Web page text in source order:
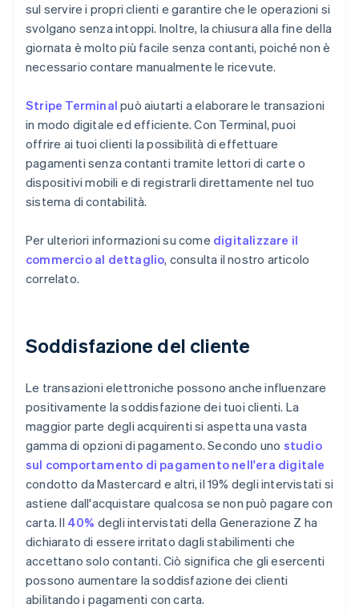
sul servire i propri clienti e garantire che le operazioni si
svolgano senza intoppi. Inoltre, la chiusura alla fine della
giornata è molto più facile senza contanti, poiché non è
necessario contare manualmente le ricevute.
Stripe Terminal può aiutarti a elaborare le transazioni
in modo digitale ed efficiente. Con Terminal, puoi
offrire ai tuoi clienti la possibilità di effettuare
pagamenti senza contanti tramite lettori di carte o
dispositivi mobili e di registrarli direttamente nel tuo
sistema di contabilità.
Per ulteriori informazioni su come digitalizzare il
commercio al dettaglio, consulta il nostro articolo
correlato.
Soddisfazione del cliente
Le transazioni elettroniche possono anche influenzare
positivamente la soddisfazione dei tuoi clienti. La
maggior parte degli acquirenti si aspetta una vasta
gamma di opzioni di pagamento. Secondo uno studio
sul comportamento di pagamento nell'era digitale
condotto da Mastercard e altri, il 19% degli intervistati si
astiene dall'acquistare qualcosa se non può pagare con
carta. Il 40% degli intervistati della Generazione Z ha
dichiarato di essere irritato dagli stabilimenti che
accettano solo contanti. Ciò significa che gli esercenti
possono aumentare la soddisfazione dei clienti
abilitando i pagamenti con carta.